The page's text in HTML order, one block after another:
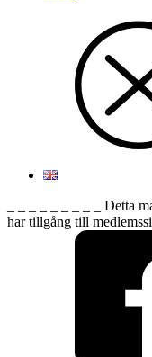
_ _ _ _ _ _ _ _ _ Detta
har tillgång till